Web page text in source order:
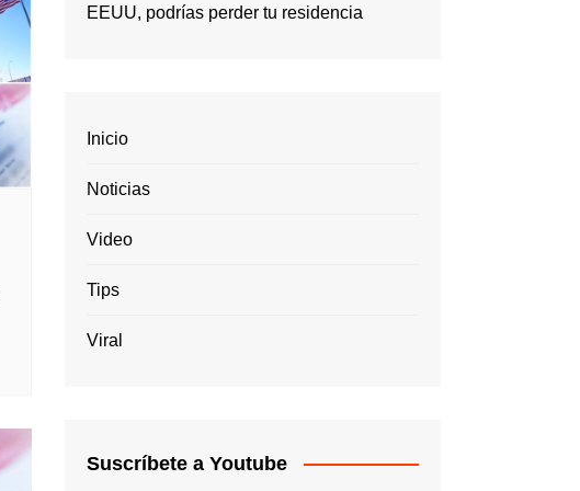
EEUU, podrías perder tu residencia
Inicio
Noticias
Video
Tips
Viral
Suscríbete a Youtube